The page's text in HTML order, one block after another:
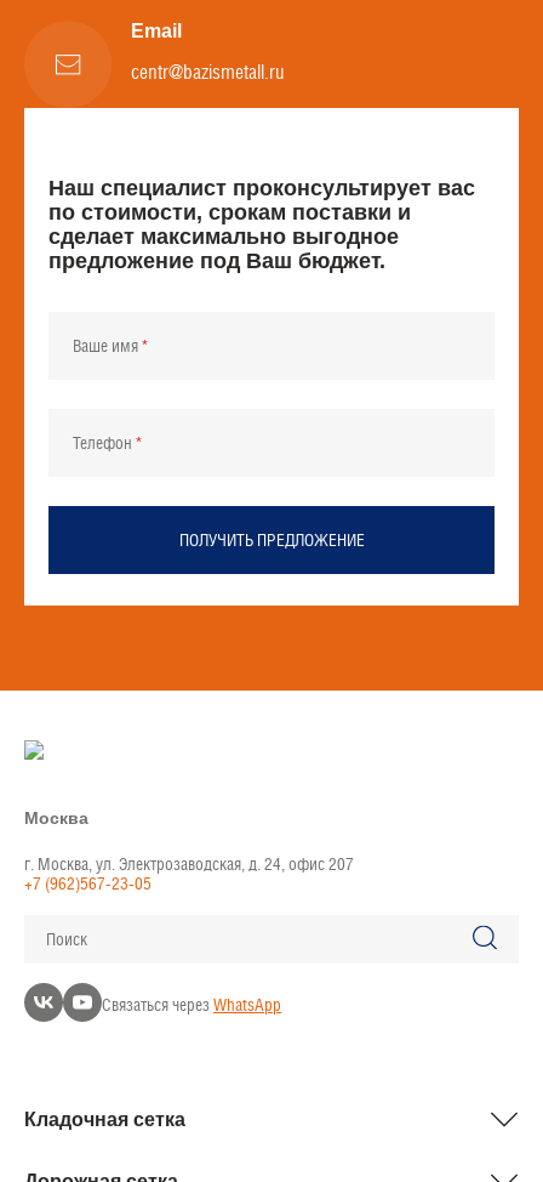
Email
centr@bazismetall.ru
Наш специалист проконсультирует вас
по стоимости, срокам поставки и
сделает максимально выгодное
предложение под Ваш бюджет.
Ваше имя
Телефон
ПОЛУЧИТЬ ПРЕДЛОЖЕНИЕ
Москва
г. Москва, ул. Электрозаводская, д. 24, офис 207
+7 (962)567-23-05
Поиск
Связаться черезWhatsApp
Кладочная сетка